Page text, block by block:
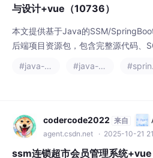
与设计+vue（10736）
本文提供基于Java的SSM/
后端项目资源包，包含完整源代码、
调试服务。项目采用主流技术栈：
截图及详细技术说明。需要获取资源
联系文章底部联系方式领取。
codercode2022 来自
agent.csdn.net · 2025-10-21
ssm连锁超市会员管理系统